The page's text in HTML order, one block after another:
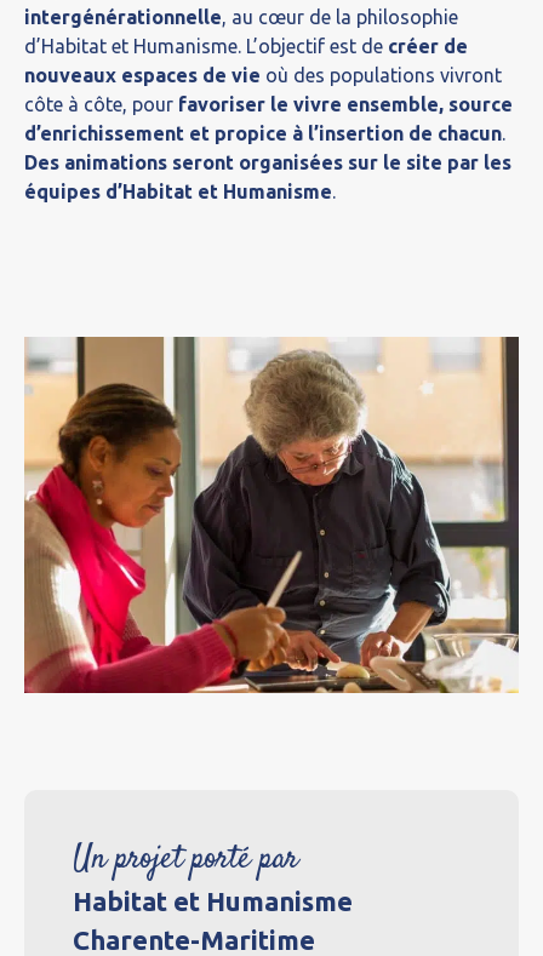
intergénérationnelle , au cœur de la philosophie
d’Habitat et Humanisme. L’objectif est de créer de
nouveaux espaces de vie où des populations vivront
côte à côte, pour favoriser le vivre ensemble, source
d’enrichissement et propice à l’insertion de chacun
Des animations seront organisées sur le site par les
équipes d’Habitat et Humanisme
Un projet porté par
Habitat et Humanisme
Charente-Maritime